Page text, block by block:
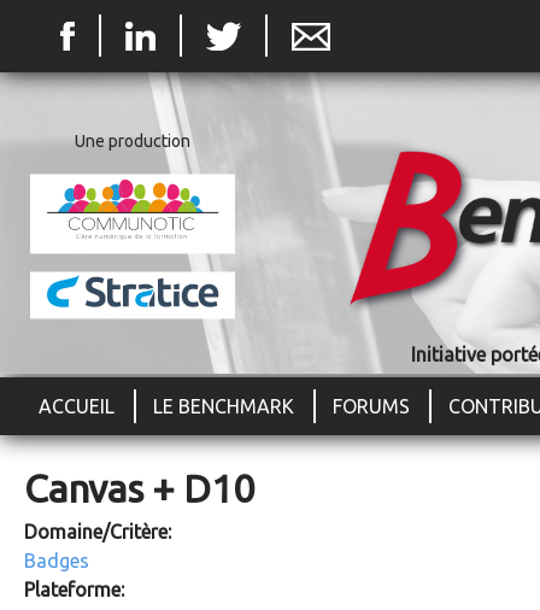
Initiative
Une production
ACCUEIL LE BENCHMARK FORUMS
Canvas + D10
Domaine/Critère:
Badges
Plateforme: